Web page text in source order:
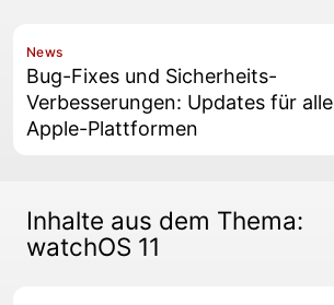
News
Bug-Fixes und Sicherheits-
Verbesserungen: Updates für alle
Apple-Plattformen
Inhalte aus dem Thema:
watchOS 11